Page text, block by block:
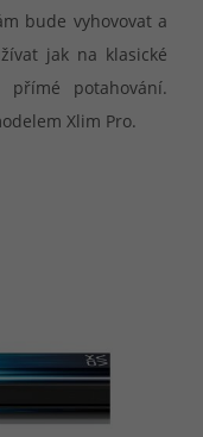
bude vyhovovat a
jak na klasické
potahování.
Xlim Pro.